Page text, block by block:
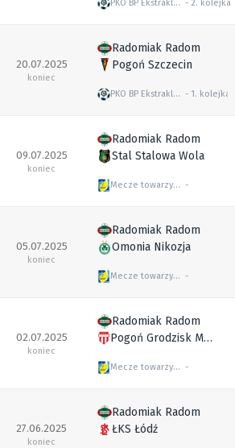
PKO BP Ekstraklasa 2. kolejka
20.07.2025
koniec
Radomiak Radom
Pogoń Szczecin
PKO BP Ekstraklasa 1. kolejka
09.07.2025
koniec
Radomiak Radom
Stal Stalowa Wola
Mecze towarzyskie
05.07.2025
koniec
Radomiak Radom
Omonia Nikozja
Mecze towarzyskie
02.07.2025
koniec
Radomiak Radom
Pogoń Grodzisk Mazowiecki
Mecze towarzyskie
27.06.2025
koniec
Radomiak Radom
ŁKS Łódź